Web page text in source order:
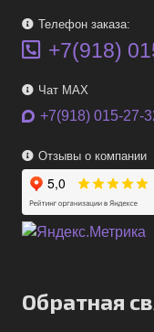
Телефон заказа:
+7(918)
Чат MAX
+7(918) 015-27-
Отзывы о компании
Обратная